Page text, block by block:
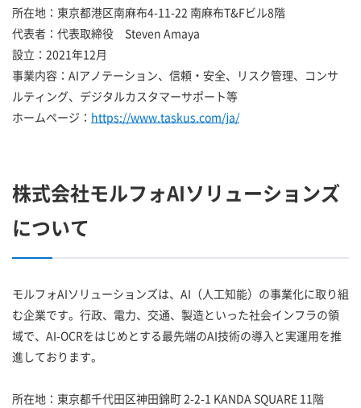
所在地：東京都港区南麻布4-11-22 南麻布T&Fビル8階
代表者：代表取締役 Steven Amaya
設立：2021年12月
事業内容：AIアノテーション、信頼・安全、リスク管理、コンサ
ルティング、デジタルカスタマーサポート等
ホームページ： https://www.taskus.com/ja/
株式会社モルフォAIソリューションズ
について
モルフォAIソリューションズは、AI（人工知能）の事業化に取り組
む企業です。行政、電力、交通、製造といった社会インフラの領
域で、AI-OCRをはじめとする最先端のAI技術の導入と実運用を推
進しております。
所在地：東京都千代田区神田錦町 2-2-1 KANDA SQUARE 11階